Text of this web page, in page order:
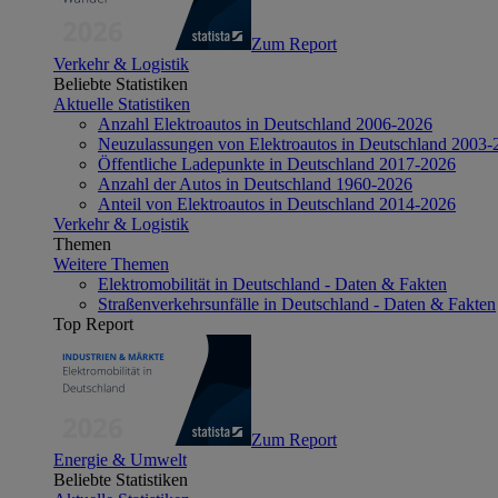
Zum Report
Verkehr & Logistik
Beliebte Statistiken
Aktuelle Statistiken
Anzahl Elektroautos in Deutschland 2006-2026
Neuzulassungen von Elektroautos in Deutschland 2003-
Öffentliche Ladepunkte in Deutschland 2017-2026
Anzahl der Autos in Deutschland 1960-2026
Anteil von Elektroautos in Deutschland 2014-2026
Verkehr & Logistik
Themen
Weitere Themen
Elektromobilität in Deutschland - Daten & Fakten
Straßenverkehrsunfälle in Deutschland - Daten & Fakten
Top Report
Zum Report
Energie & Umwelt
Beliebte Statistiken